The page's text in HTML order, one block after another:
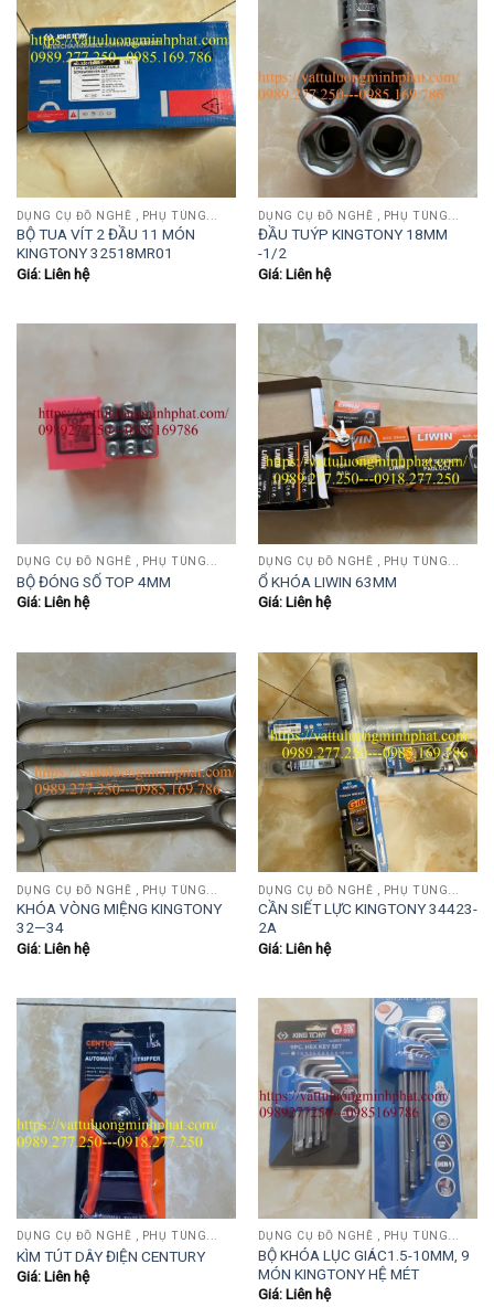
DỤNG CỤ ĐỒ NGHỀ , PHỤ TÙNG...
BỘ TUA VÍT 2 ĐẦU 11 MÓN
KINGTONY 32518MR01
Giá: Liên hệ
DỤNG CỤ ĐỒ NGHỀ , PHỤ TÙNG...
ĐẦU TUÝP KINGTONY 18MM
-1/2
Giá: Liên hệ
DỤNG CỤ ĐỒ NGHỀ , PHỤ TÙNG...
BỘ ĐÓNG SỐ TOP 4MM
Giá: Liên hệ
DỤNG CỤ ĐỒ NGHỀ , PHỤ TÙNG...
Ổ KHÓA LIWIN 63MM
Giá: Liên hệ
DỤNG CỤ ĐỒ NGHỀ , PHỤ TÙNG...
KHÓA VÒNG MIỆNG KINGTONY
32—34
Giá: Liên hệ
DỤNG CỤ ĐỒ NGHỀ , PHỤ TÙNG...
CẦN SIẾT LỰC KINGTONY 34423-
2A
Giá: Liên hệ
DỤNG CỤ ĐỒ NGHỀ , PHỤ TÙNG...
KÌM TÚT DÂY ĐIỆN CENTURY
Giá: Liên hệ
DỤNG CỤ ĐỒ NGHỀ , PHỤ TÙNG...
BỘ KHÓA LỤC GIÁC1.5-10MM, 9
MÓN KINGTONY HỆ MÉT
Giá: Liên hệ